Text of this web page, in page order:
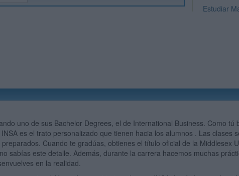
Estudiar
uno de sus Bachelor Degrees, el de International Business. Como tú
es el trato personalizado que tienen hacia los alumnos . Las clases
Cuando te gradúas, obtienes el título oficial de la Middlesex
sabías este detalle. Además, durante la carrera hacemos muchas
en la realidad.